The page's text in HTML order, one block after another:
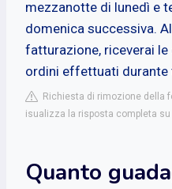
mezzanotte di lunedì e
domenica successiva.
fatturazione, riceverai
ordini effettuati durante
Richiesta di rimozione della
isualizza la risposta completa su
Quanto